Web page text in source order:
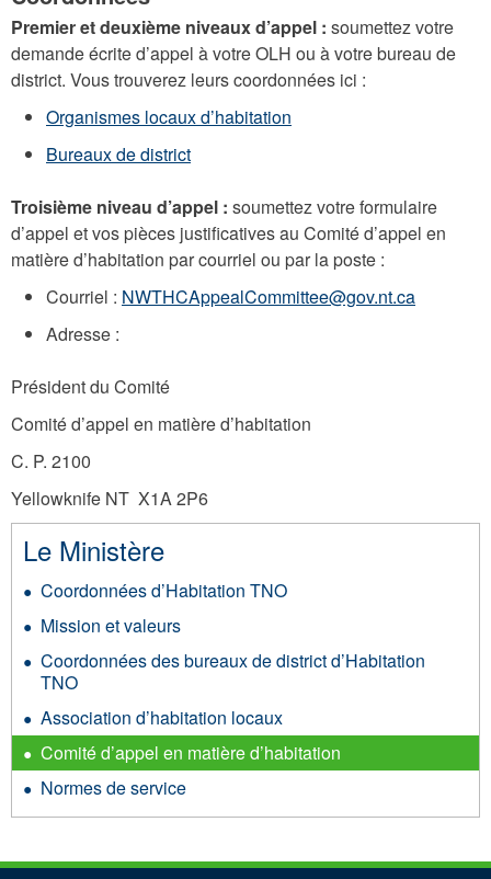
Premier et deuxième niveaux d’appel : soumettez votre
demande écrite d’appel à votre OLH ou à votre bureau de
district. Vous trouverez leurs coordonnées ici :
Organismes locaux d’habitation
Bureaux de district
Troisième niveau d’appel : soumettez votre formulaire
d’appel et vos pièces justificatives au Comité d’appel en
matière d’habitation par courriel ou par la poste :
Courriel : NWTHCAppealCommittee@gov.nt.ca
Adresse :
Président du Comité
Comité d’appel en matière d’habitation
C. P. 2100
Yellowknife NT X1A 2P6
Le Ministère
Coordonnées d’Habitation TNO
Mission et valeurs
Coordonnées des bureaux de district d’Habitation
TNO
Association d’habitation locaux
Comité d’appel en matière d’habitation
Normes de service